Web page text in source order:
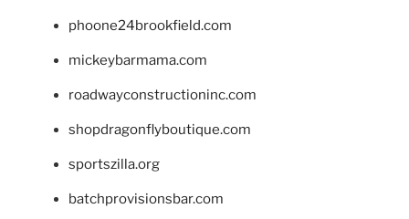
phoone24brookfield.com
mickeybarmama.com
roadwayconstructioninc.com
shopdragonflyboutique.com
sportszilla.org
batchprovisionsbar.com